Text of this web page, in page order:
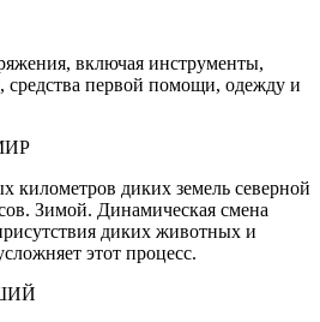
включая инструменты,
средства первой помощи, одежду и
километров диких земель северной
Зимой. Динамическая смена
диких животных и
этот процесс.